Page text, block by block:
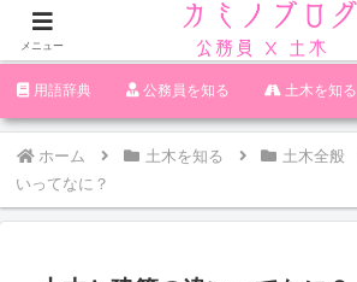
‪︎‬‪︎︎︎︎︎用語辞典 ‪︎‬‪︎︎︎︎︎公務員を知る 土木を知る
ホーム 土木を知る 土木全般
いってなに？
メニュー